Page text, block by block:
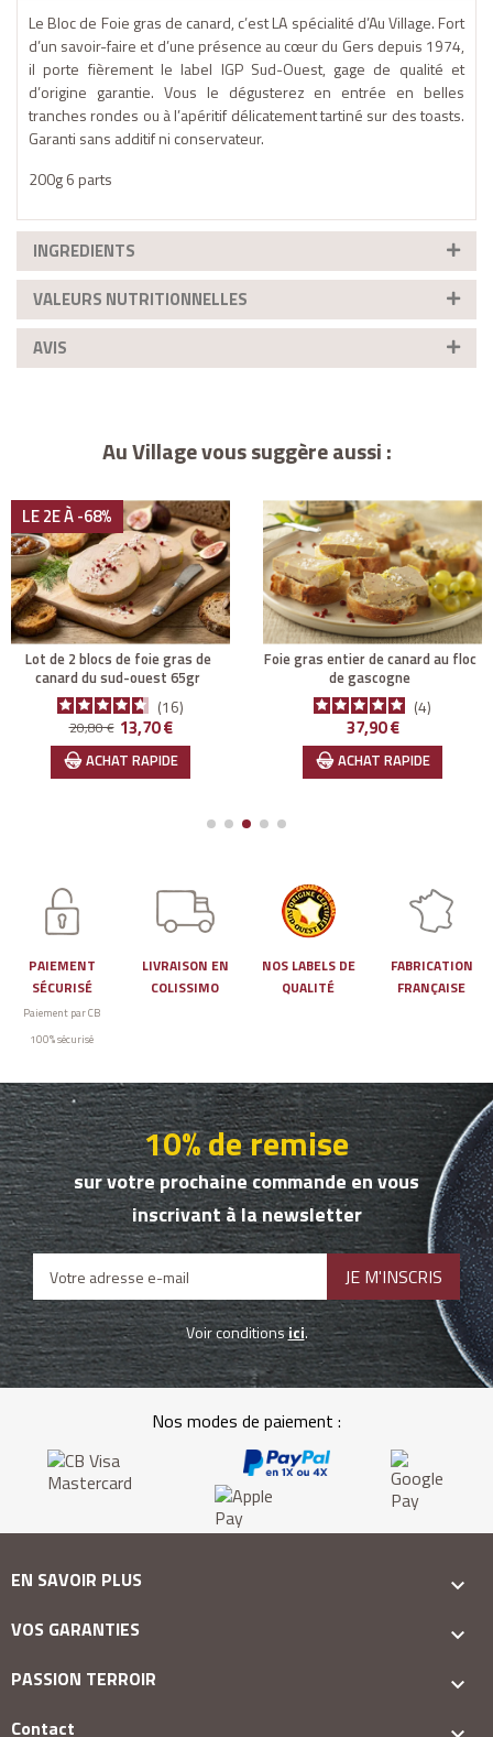
Le Bloc de Foie gras de canard, c’est LA spécialité d’Au Village. Fort
d’un savoir-faire et d’une présence au cœur du Gers depuis 1974,
il porte fièrement le label IGP Sud-Ouest, gage de qualité et
d’origine garantie. Vous le dégusterez en entrée en belles
tranches rondes ou à l’apéritif délicatement tartiné sur des toasts.
Garanti sans additif ni conservateur.
200g 6 parts
INGREDIENTS
VALEURS NUTRITIONNELLES
AVIS
Au Village vous suggère aussi :
lot de 2 blocs de foie gras de
canard du sud-ouest 65gr
16
Prix de base
20,80 € Prix
13,70 €
ACHAT RAPIDE
LE 2E À -68%
foie gras entier de canard au floc
de gascogne
4
Prix
37,90 €
ACHAT RAPIDE
PAIEMENT
SÉCURISÉ
Paiement par CB
100% sécurisé
LIVRAISON EN
COLISSIMO
NOS LABELS DE
QUALITÉ
FABRICATION
FRANÇAISE
10% de remise
sur votre prochaine commande en vous
inscrivant à la newsletter
Voir conditionsici.
Nos modes de paiement :
EN SAVOIR PLUS

VOS GARANTIES

PASSION TERROIR

Contact